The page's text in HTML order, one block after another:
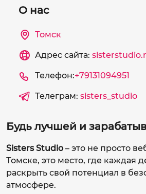
О нас
Томск
Адрес сайта:
Телефон:+79131094951
Телеграм: sisters_studio
Будь лучшей и
Sisters Studio – это не просто
Томске, это место, где каждая
раскрыть свой потенциал в
атмосфере.